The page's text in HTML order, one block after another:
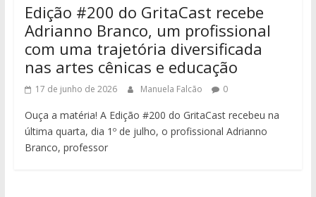
Edição #200 do GritaCast recebe
Adrianno Branco, um profissional
com uma trajetória diversificada
nas artes cênicas e educação
17 de junho de 2026 Manuela Falcão 0
Ouça a matéria! A Edição #200 do GritaCast recebeu na
última quarta, dia 1º de julho, o profissional Adrianno
Branco, professor